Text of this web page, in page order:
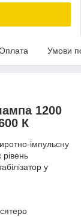
Умови
1200
К
імпульсну
у